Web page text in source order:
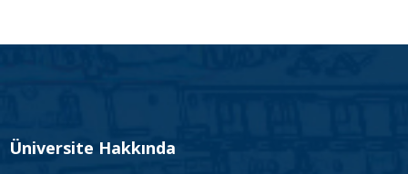
Üniversite Hakkında